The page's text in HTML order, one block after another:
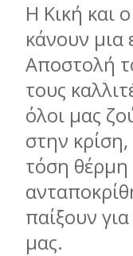
Η Κική και
κάνουν µια
Αποστολή
τους
όλοι µας
στην
τόση θέρµη
παίξουν
µας.